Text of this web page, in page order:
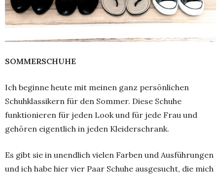
SOMMERSCHUHE
Ich beginne heute mit meinen ganz persönlichen
Schuhklassikern für den Sommer. Diese Schuhe
funktionieren für jeden Look und für jede Frau und
gehören eigentlich in jeden Kleiderschrank.
Es gibt sie in unendlich vielen Farben und Ausführungen
und ich habe hier vier Paar Schuhe ausgesucht, die mich